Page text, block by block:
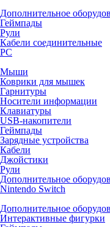
Дополнительное
Геймпады
Рули
Кабели соединительные
PC
Мыши
Коврики для мышек
Гарнитуры
Носители информации
Клавиатуры
USB-накопители
Геймпады
Зарядные устройства
Кабели
Джойстики
Рули
Дополнительное
Nintendo Switch
Дополнительное
Интерактивные фигурки